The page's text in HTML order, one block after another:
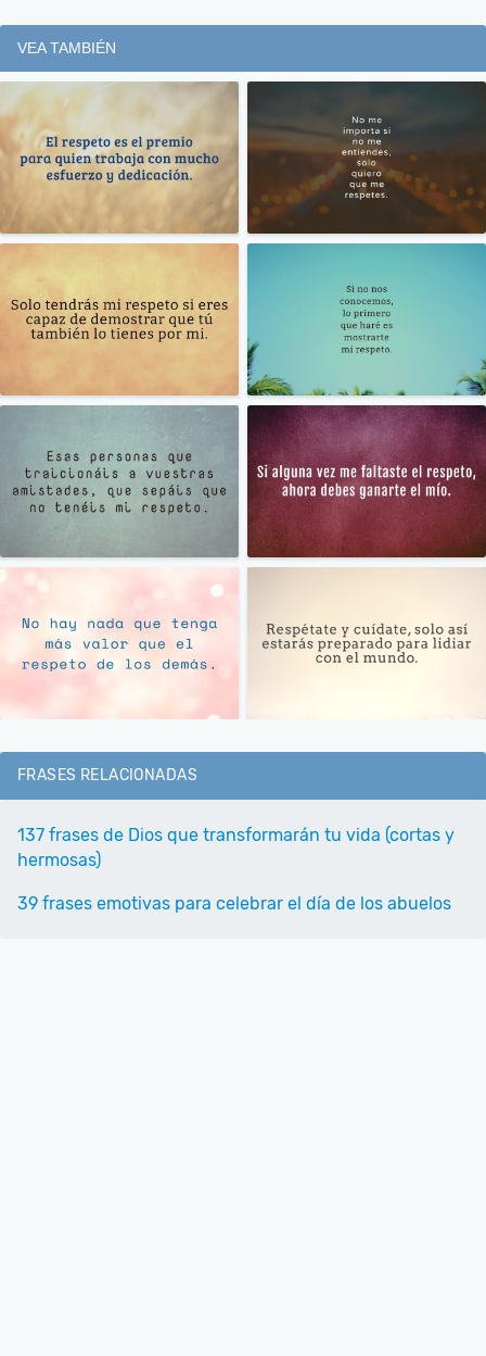
VEA TAMBIÉN
FRASES RELACIONADAS
137 frases de Dios que transformarán tu vida (cortas y
hermosas)
39 frases emotivas para celebrar el día de los abuelos